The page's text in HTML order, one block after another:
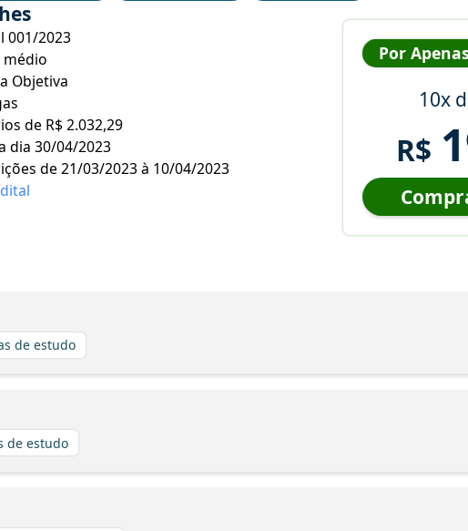
001/2023
médio
Objetiva
de R$ 2.032,29
dia 30/04/2023
de 21/03/2023 à 10/04/2023
Por Apenas
10x
R$
de estudo
de estudo